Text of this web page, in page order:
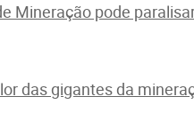
Mineração pode
das gigantes da